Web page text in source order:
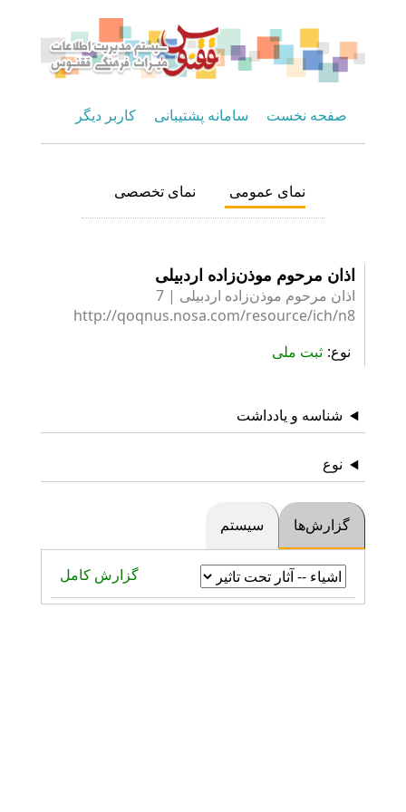
صفحه نخست سامانه پشتیبانی کاربر دیگر
نمای عمومی نمای تخصصی
اذان مرحوم موذن‌زاده اردبیلی
اذان مرحوم موذن‌زاده اردبیلی | 7
http://qoqnus.nosa.com/resource/ich/n8
نوع ثبت ملی
شناسه و یادداشت
نوع
گزارش‌ها سیستم
گزارش کامل